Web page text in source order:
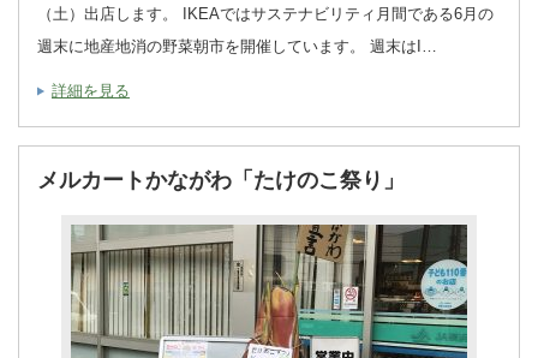
（土）出店します。 IKEAではサステナビリティ月間である6月の
週末に地産地消の野菜朝市を開催しています。 週末はI…
詳細を見る
メルカートかながわ「たけのこ祭り」